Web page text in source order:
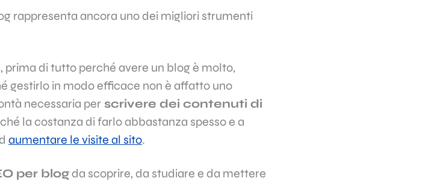
rappresenta ancora uno dei migliori strumenti
di tutto perché avere un blog è molto,
gestirlo in modo efficace non è affatto uno
necessaria per scrivere dei contenuti di
la costanza di farlo abbastanza spesso e a
aumentare le visite al sito.
per blogda scoprire, da studiare e da mettere